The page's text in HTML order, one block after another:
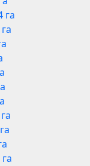
га